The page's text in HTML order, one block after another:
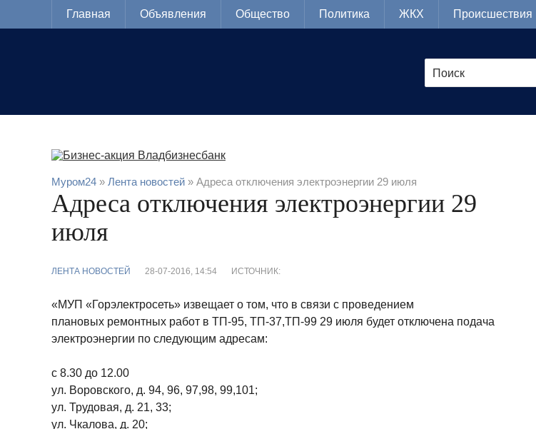
Главная Объявления Общество Политика ЖКХ Происшествия
Муром24 » Лента новостей » Адреса отключения электроэнергии 29 июля
Адреса отключения электроэнергии 29
июля
ЛЕНТА НОВОСТЕЙ 28-07-2016, 14:54 ИСТОЧНИК:
«МУП «Горэлектросеть» извещает о том, что в связи с проведением
плановых ремонтных работ в ТП-95, ТП-37,ТП-99 29 июля будет отключена подача
электроэнергии по следующим адресам:
с 8.30 до 12.00
ул. Воровского, д. 94, 96, 97,98, 99,101;
ул. Трудовая, д. 21, 33;
ул. Чкалова, д. 20;